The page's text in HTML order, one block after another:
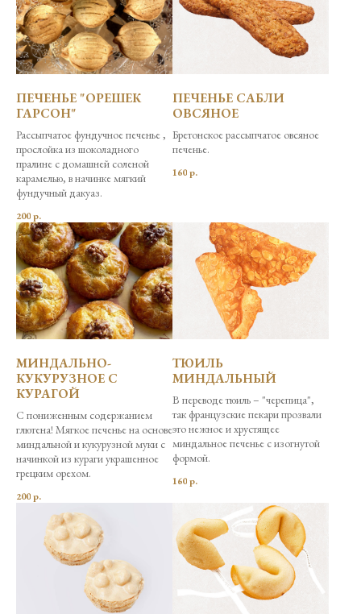
ПЕЧЕНЬЕ "ОРЕШЕК
ГАРСОН"
Рассыпчатое фундучное печенье ,
прослойка из шоколадного
пралине с домашней соленой
карамелью, в начинке мягкий
фундучный дакуаз.
200р.
ПЕЧЕНЬЕ САБЛИ
ОВСЯНОЕ
Бретонское рассыпчатое овсяное
печенье.
160р.
МИНДАЛЬНО-
КУКУРУЗНОЕ С
КУРАГОЙ
С пониженным содержанием
глютена! Мягкое печенье на основе
миндальной и кукурузной муки с
начинкой из кураги украшенное
грецким орехом.
200р.
ТЮИЛЬ
МИНДАЛЬНЫЙ
В переводе тюиль – "черепица",
так французские пекари прозвали
это нежное и хрустящее
миндальное печенье с изогнутой
формой.
160р.